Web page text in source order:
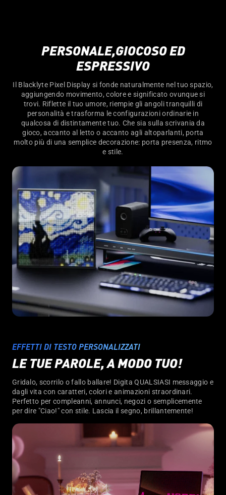
PERSONALE,GIOCOSO ED
ESPRESSIVO
Il Blacklyte Pixel Display si fonde naturalmente nel tuo spazio,
aggiungendo movimento, colore e significato ovunque si
trovi. Riflette il tuo umore, riempie gli angoli tranquilli di
personalità e trasforma le configurazioni ordinarie in
qualcosa di distintamente tuo. Che sia sulla scrivania da
gioco, accanto al letto o accanto agli altoparlanti, porta
molto più di una semplice decorazione: porta presenza, ritmo
e stile.
EFFETTI DI TESTO PERSONALIZZATI
LE TUE PAROLE, A MODO TUO!
Gridalo, scorrilo o fallo ballare! Digita QUALSIASI messaggio e
dagli vita con caratteri, colori e animazioni straordinari.
Perfetto per compleanni, annunci, negozi o semplicemente
per dire "Ciao!" con stile. Lascia il segno, brillantemente!